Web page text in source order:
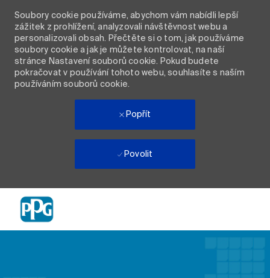
Soubory cookie používáme, abychom vám nabídli lepší
zážitek z prohlížení, analyzovali návštěvnost webu a
personalizovali obsah. Přečtěte si o tom, jak používáme
soubory cookie a jak je můžete kontrolovat, na naší
stránce Nastavení souborů cookie. Pokud budete
pokračovat v používání tohoto webu, souhlasíte s naším
používáním souborů cookie.
Popřít
Povolit